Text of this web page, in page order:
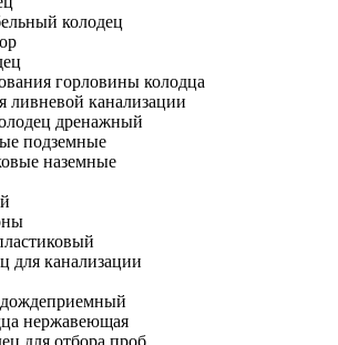
колодец
горловины колодца
ливневой канализации
дренажный
подземные
наземные
для канализации
нержавеющая
для отбора проб